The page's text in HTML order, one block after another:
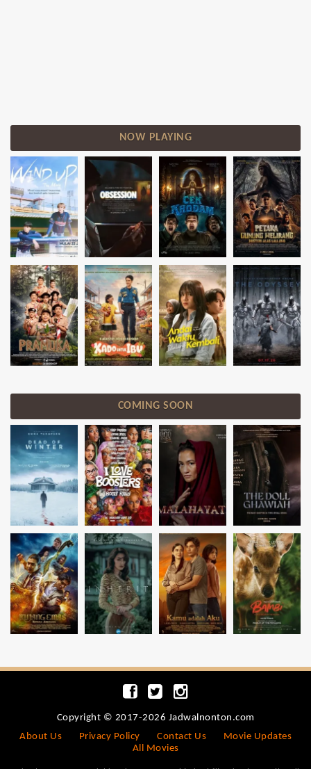
NOW PLAYING
COMING SOON
Copyright © 2017-2026 Jadwalnonton.com
About Us
Privacy Policy Contact Us
Movie Updates
All Movies